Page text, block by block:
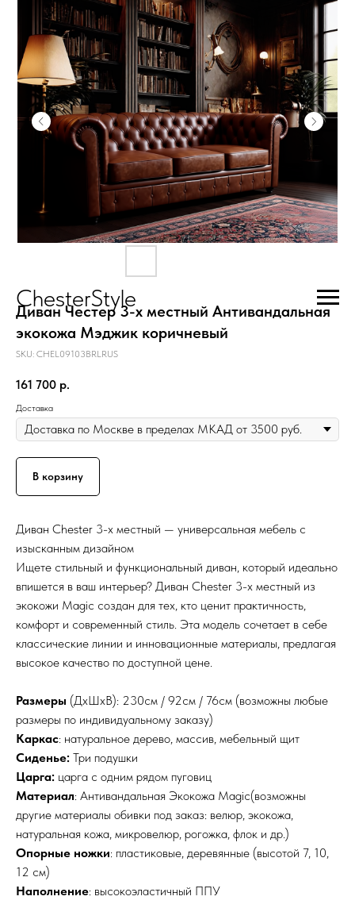
ChesterStyle
Диван Честер 3-х местный Антивандальная
экокожа Мэджик коричневый
SKU: CHEL09103BRLRUS
161 700 р.
Доставка
В корзину
Диван Chester 3-х местный — универсальная мебель с
изысканным дизайном
Ищете стильный и функциональный диван, который идеально
впишется в ваш интерьер? Диван Chester 3-х местный из
экокожи Magic создан для тех, кто ценит практичность,
комфорт и современный стиль. Эта модель сочетает в себе
классические линии и инновационные материалы, предлагая
высокое качество по доступной цене.
Размеры (ДхШхВ): 230см / 92см / 76см (возможны любые
размеры по индивидуальному заказу)
Каркас: натуральное дерево, массив, мебельный щит
Сиденье: Три подушки
Царга: царга с одним рядом пуговиц
Материал: Антивандальная Экокожа Magic(возможны
другие материалы обивки под заказ: велюр, экокожа,
натуральная кожа, микровелюр, рогожка, флок и др.)
Опорные ножки: пластиковые, деревянные (высотой 7, 10,
12 см)
Наполнение: высокоэластичный ППУ